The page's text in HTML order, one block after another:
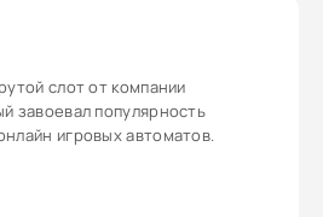
слот от компании
завоевал популярность
игровых автоматов.